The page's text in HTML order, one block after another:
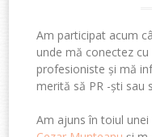
Am participat acum
unde mă conectez
profesioniste și mă
merită să PR -ști sau
Am ajuns în toiul